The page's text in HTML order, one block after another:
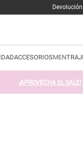
ACCESORIOSMEN
¡APROVECHA EL SALE!